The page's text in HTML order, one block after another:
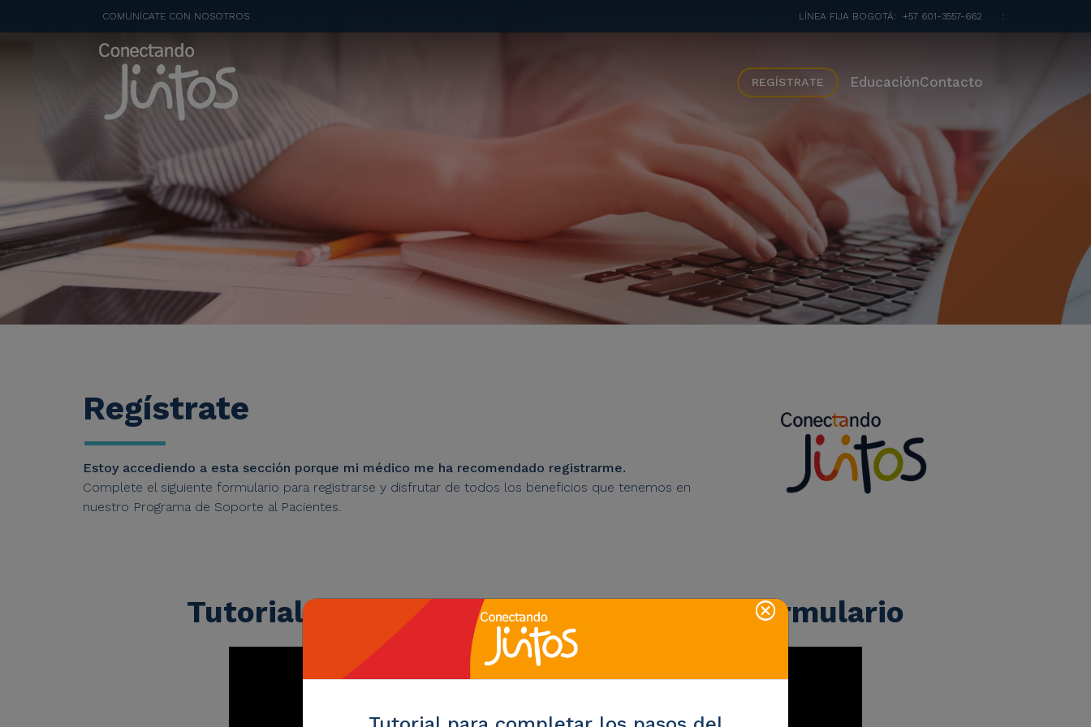
COMUNÍCATE CON NOSOTROS LÍNEA FIJA BOGOTÁ: +57 601-3557-662 :
REGÍSTRATE EducaciónContacto
Regístrate
Estoy accediendo a esta sección porque mi médico me ha recomendado registrarme.
Complete el siguiente formulario para registrarse y disfrutar de todos los beneficios que tenemos en
nuestro Programa de Soporte al Pacientes.
Tutorial para completar los pasos del formulario